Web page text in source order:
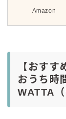
Amazon
【おすす
おうち時
WATTA（